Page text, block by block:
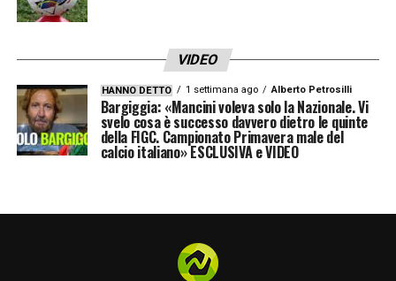
VIDEO
HANNO DETTO 1 settimana ago Alberto Petrosilli
Bargiggia: «Mancini voleva solo la Nazionale. Vi
svelo cosa è successo davvero dietro le quinte
della FIGC. Campionato Primavera male del
calcio italiano» ESCLUSIVA e VIDEO